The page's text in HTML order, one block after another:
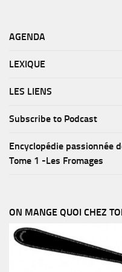
AGENDA
LEXIQUE
LES LIENS
Subscribe to Podcast
Encyclopédie passionnée
Tome 1 -Les Fromages
ON MANGE QUOI CHEZ